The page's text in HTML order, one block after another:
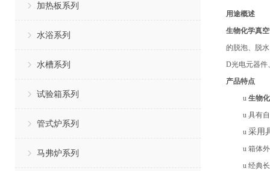
加热板系列
水浴系列
水槽系列
试验箱系列
管式炉系列
马弗炉系列
用途概述
生物化学真
的脱泡、脱
D光电元器件
产品特点
u 生物
u 具有
u 采用
u 箱体
u 经典